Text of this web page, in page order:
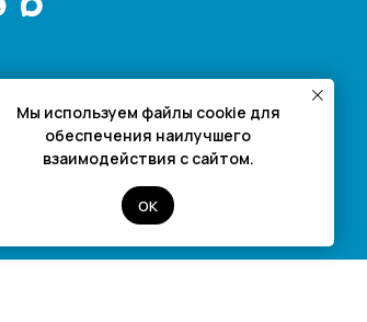
+7 995 123 44 25
Мы используем файлы cookie для
обеспечения наилучшего
взаимодействия с сайтом.
ОК